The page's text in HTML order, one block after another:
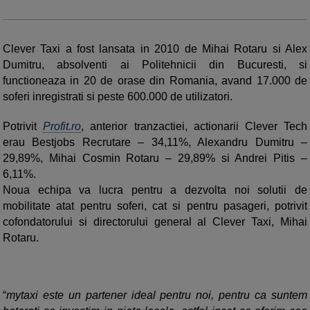
Clever Taxi a fost lansata in 2010 de Mihai Rotaru si Alex
Dumitru, absolventi ai Politehnicii din Bucuresti, si
functioneaza in 20 de orase din Romania, avand 17.000 de
soferi inregistrati si peste 600.000 de utilizatori.
PotrivitProfit.ro, anterior tranzactiei, actionarii Clever Tech
erau Bestjobs Recrutare – 34,11%, Alexandru Dumitru –
29,89%, Mihai Cosmin Rotaru – 29,89% si Andrei Pitis –
6,11%.
Noua echipa va lucra pentru a dezvolta noi solutii de
mobilitate atat pentru soferi, cat si pentru pasageri, potrivit
cofondatorului si directorului general al Clever Taxi, Mihai
Rotaru.
“mytaxi este un partener ideal pentru noi, pentru ca suntem